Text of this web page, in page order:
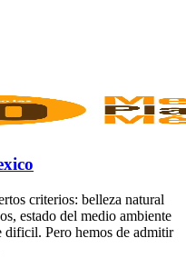
criterios: belleza natural
estado del medio ambiente
dificil. Pero hemos de admitir